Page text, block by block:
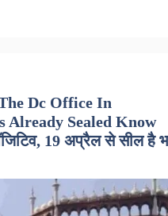
Dc Office In
Already Sealed Know
19 अप्रैल से सील है